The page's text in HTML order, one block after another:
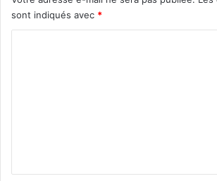
sont indiqués avec *